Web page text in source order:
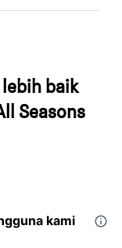
baik
Seasons
kami